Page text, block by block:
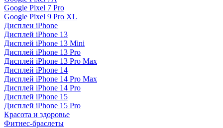
Google Pixel 7 Pro
Google Pixel 9 Pro XL
Дисплеи iPhone
Дисплей iPhone 13
Дисплей iPhone 13 Mini
Дисплей iPhone 13 Pro
Дисплей iPhone 13 Pro Max
Дисплей iPhone 14
Дисплей iPhone 14 Pro Max
Дисплей iPhone 14 Pro
Дисплей iPhone 15
Дисплей iPhone 15 Pro
Красота и здоровье
Фитнес-браслеты